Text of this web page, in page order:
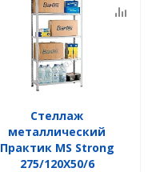
Стеллаж
металлический
Практик MS Strong
275/120X50/6